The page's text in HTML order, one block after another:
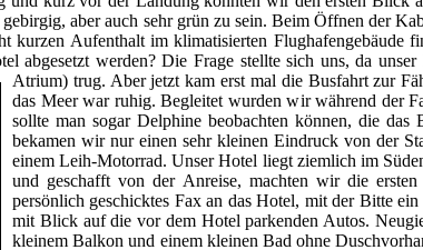
aber auch sehr grün zu sein. Beim Öffnen der
kurzen Aufenthalt im klimatisierten Flughafengebäude
abgesetzt werden? Die Frage stellte sich uns, da
Atrium) trug. Aber jetzt kam erst mal die Busfahrt zur
das Meer war ruhig. Begleitet wurden wir während der
sollte man sogar Delphine beobachten können, die
bekamen wir nur einen sehr kleinen Eindruck von der
einem Leih-Motorrad. Unser Hotel liegt ziemlich im
und geschafft von der Anreise, machten wir die
persönlich geschicktes Fax an das Hotel, mit der Bitte
mit Blick auf die vor dem Hotel parkenden Autos.
kleinem Balkon und einem kleinen Bad ohne